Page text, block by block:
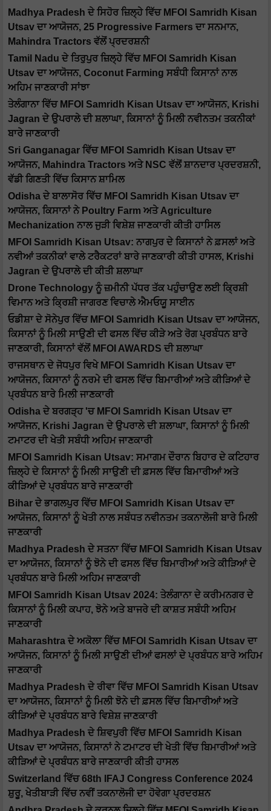
Madhya Pradesh ਦੇ ਸਿਹੋਰ ਜ਼ਿਲ੍ਹੇ ਵਿੱਚ MFOI Samridh Kisan
Utsav ਦਾ ਆਯੋਜਨ, 25 Progressive Farmers ਦਾ ਸਨਮਾਨ,
Mahindra Tractors ਵੱਲੋਂ ਪ੍ਰਦਰਸ਼ਨੀ
Tamil Nadu ਦੇ ਤਿਰੁਪੁਰ ਜ਼ਿਲ੍ਹੇ ਵਿੱਚ MFOI Samridh Kisan
Utsav ਦਾ ਆਯੋਜਨ, Coconut Farming ਸਬੰਧੀ ਕਿਸਾਨਾਂ ਨਾਲ
ਅਹਿਮ ਜਾਣਕਾਰੀ ਸਾਂਝਾ
ਤੇਲੰਗਾਨਾ ਵਿੱਚ MFOI Samridh Kisan Utsav ਦਾ ਆਯੋਜਨ, Krishi
Jagran ਦੇ ਉਪਰਾਲੇ ਦੀ ਸ਼ਲਾਘਾ, ਕਿਸਾਨਾਂ ਨੂੰ ਮਿਲੀ ਨਵੀਨਤਮ ਤਕਨੀਕਾਂ
ਬਾਰੇ ਜਾਣਕਾਰੀ
Sri Ganganagar ਵਿੱਚ MFOI Samridh Kisan Utsav ਦਾ
ਆਯੋਜਨ, Mahindra Tractors ਅਤੇ NSC ਵੱਲੋਂ ਸ਼ਾਨਦਾਰ ਪ੍ਰਦਰਸ਼ਨੀ,
ਵੱਡੀ ਗਿਣਤੀ ਵਿੱਚ ਕਿਸਾਨ ਸ਼ਾਮਿਲ
Odisha ਦੇ ਬਾਲਾਸੋਰ ਵਿੱਚ MFOI Samridh Kisan Utsav ਦਾ
ਆਯੋਜਨ, ਕਿਸਾਨਾਂ ਨੇ Poultry Farm ਅਤੇ Agriculture
Mechanization ਨਾਲ ਜੁੜੀ ਵਿਸ਼ੇਸ਼ ਜਾਣਕਾਰੀ ਕੀਤੀ ਹਾਸਿਲ
MFOI Samridh Kisan Utsav: ਨਾਗਪੁਰ ਦੇ ਕਿਸਾਨਾਂ ਨੇ ਫ਼ਸਲਾਂ ਅਤੇ
ਨਵੀਆਂ ਤਕਨੀਕਾਂ ਵਾਲੇ ਟਰੈਕਟਰਾਂ ਬਾਰੇ ਜਾਣਕਾਰੀ ਕੀਤੀ ਹਾਸਲ, Krishi
Jagran ਦੇ ਉਪਰਾਲੇ ਦੀ ਕੀਤੀ ਸ਼ਲਾਘਾ
Drone Technology ਨੂੰ ਜ਼ਮੀਨੀ ਪੱਧਰ ਤੱਕ ਪਹੁੰਚਾਉਣ ਲਈ ਕ੍ਰਿਸ਼ੀ
ਵਿਮਾਨ ਅਤੇ ਕ੍ਰਿਸ਼ੀ ਜਾਗਰਣ ਵਿਚਾਲੇ ਐਮਓਯੂ ਸਾਈਨ
ਓਡੀਸ਼ਾ ਦੇ ਸੋਨੇਪੁਰ ਵਿੱਚ MFOI Samridh Kisan Utsav ਦਾ ਆਯੋਜਨ,
ਕਿਸਾਨਾਂ ਨੂੰ ਮਿਲੀ ਸਾਉਣੀ ਦੀ ਫਸਲ ਵਿੱਚ ਕੀੜੇ ਅਤੇ ਰੋਗ ਪ੍ਰਬੰਧਨ ਬਾਰੇ
ਜਾਣਕਾਰੀ, ਕਿਸਾਨਾਂ ਵੱਲੋਂ MFOI AWARDS ਦੀ ਸ਼ਲਾਘਾ
ਰਾਜਸਥਾਨ ਦੇ ਜੋਧਪੁਰ ਵਿਖੇ MFOI Samridh Kisan Utsav ਦਾ
ਆਯੋਜਨ, ਕਿਸਾਨਾਂ ਨੂੰ ਨਰਮੇ ਦੀ ਫਸਲ ਵਿੱਚ ਬਿਮਾਰੀਆਂ ਅਤੇ ਕੀੜਿਆਂ ਦੇ
ਪ੍ਰਬੰਧਨ ਬਾਰੇ ਮਿਲੀ ਜਾਣਕਾਰੀ
Odisha ਦੇ ਬਰਗੜ੍ਹ 'ਚ MFOI Samridh Kisan Utsav ਦਾ
ਆਯੋਜਨ, Krishi Jagran ਦੇ ਉਪਰਾਲੇ ਦੀ ਸ਼ਲਾਘਾ, ਕਿਸਾਨਾਂ ਨੂੰ ਮਿਲੀ
ਟਮਾਟਰ ਦੀ ਖੇਤੀ ਸਬੰਧੀ ਅਹਿਮ ਜਾਣਕਾਰੀ
MFOI Samridh Kisan Utsav: ਸਮਾਗਮ ਦੌਰਾਨ ਬਿਹਾਰ ਦੇ ਕਟਿਹਾਰ
ਜ਼ਿਲ੍ਹੇ ਦੇ ਕਿਸਾਨਾਂ ਨੂੰ ਮਿਲੀ ਸਾਉਣੀ ਦੀ ਫ਼ਸਲ ਵਿੱਚ ਬਿਮਾਰੀਆਂ ਅਤੇ
ਕੀੜਿਆਂ ਦੇ ਪ੍ਰਬੰਧਨ ਬਾਰੇ ਜਾਣਕਾਰੀ
Bihar ਦੇ ਭਾਗਲਪੁਰ ਵਿੱਚ MFOI Samridh Kisan Utsav ਦਾ
ਆਯੋਜਨ, ਕਿਸਾਨਾਂ ਨੂੰ ਖੇਤੀ ਨਾਲ ਸਬੰਧਤ ਨਵੀਨਤਮ ਤਕਨਾਲੋਜੀ ਬਾਰੇ ਮਿਲੀ
ਜਾਣਕਾਰੀ
Madhya Pradesh ਦੇ ਸਤਨਾ ਵਿੱਚ MFOI Samridh Kisan Utsav
ਦਾ ਆਯੋਜਨ, ਕਿਸਾਨਾਂ ਨੂੰ ਝੋਨੇ ਦੀ ਫਸਲ ਵਿੱਚ ਬਿਮਾਰੀਆਂ ਅਤੇ ਕੀੜਿਆਂ ਦੇ
ਪ੍ਰਬੰਧਨ ਬਾਰੇ ਮਿਲੀ ਅਹਿਮ ਜਾਣਕਾਰੀ
MFOI Samridh Kisan Utsav 2024: ਤੇਲੰਗਾਨਾ ਦੇ ਕਰੀਮਨਗਰ ਦੇ
ਕਿਸਾਨਾਂ ਨੂੰ ਮਿਲੀ ਕਪਾਹ, ਝੋਨੇ ਅਤੇ ਬਾਜਰੇ ਦੀ ਕਾਸ਼ਤ ਸਬੰਧੀ ਅਹਿਮ
ਜਾਣਕਾਰੀ
Maharashtra ਦੇ ਅਕੋਲਾ ਵਿੱਚ MFOI Samridh Kisan Utsav ਦਾ
ਆਯੋਜਨ, ਕਿਸਾਨਾਂ ਨੂੰ ਮਿਲੀ ਸਾਉਣੀ ਦੀਆਂ ਫਸਲਾਂ ਦੇ ਪ੍ਰਬੰਧਨ ਬਾਰੇ ਅਹਿਮ
ਜਾਣਕਾਰੀ
Madhya Pradesh ਦੇ ਰੀਵਾ ਵਿੱਚ MFOI Samridh Kisan Utsav
ਦਾ ਆਯੋਜਨ, ਕਿਸਾਨਾਂ ਨੂੰ ਮਿਲੀ ਝੋਨੇ ਦੀ ਫ਼ਸਲ ਵਿੱਚ ਬਿਮਾਰੀਆਂ ਅਤੇ
ਕੀੜਿਆਂ ਦੇ ਪ੍ਰਬੰਧਨ ਬਾਰੇ ਵਿਸ਼ੇਸ਼ ਜਾਣਕਾਰੀ
Madhya Pradesh ਦੇ ਸ਼ਿਵਪੁਰੀ ਵਿੱਚ MFOI Samridh Kisan
Utsav ਦਾ ਆਯੋਜਨ, ਕਿਸਾਨਾਂ ਨੇ ਟਮਾਟਰ ਦੀ ਖੇਤੀ ਵਿੱਚ ਬਿਮਾਰੀਆਂ ਅਤੇ
ਕੀੜਿਆਂ ਦੇ ਪ੍ਰਬੰਧਨ ਬਾਰੇ ਜਾਣਕਾਰੀ ਕੀਤੀ ਹਾਸਲ
Switzerland ਵਿੱਚ 68th IFAJ Congress Conference 2024
ਸ਼ੁਰੂ, ਖੇਤੀਬਾੜੀ ਵਿੱਚ ਨਵੀਂ ਤਕਨਾਲੋਜੀ ਦਾ ਹੋਵੇਗਾ ਪ੍ਰਦਰਸ਼ਨ